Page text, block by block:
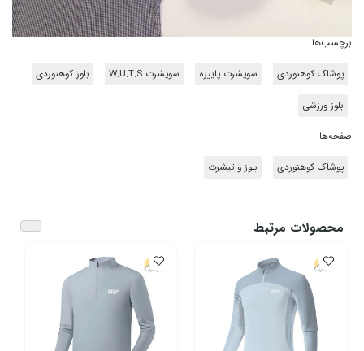
برچسب‌ها
پوشاک کوهنوردی سویشرت پاییزه سویشرت W.U.T.S بلوز کوهنوردی
بلوز ورزشی
صفحه‌ها
پوشاک کوهنوردی بلوز و تیشرت
محصولات مرتبط